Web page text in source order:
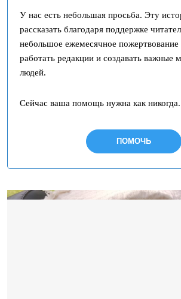
У нас есть небольшая просьба. Эту
рассказать благодаря поддержке
небольшое ежемесячное пожертвование
работать редакции и создавать важные
людей.
Сейчас ваша помощь нужна как никогда.
ПОМОЧЬ